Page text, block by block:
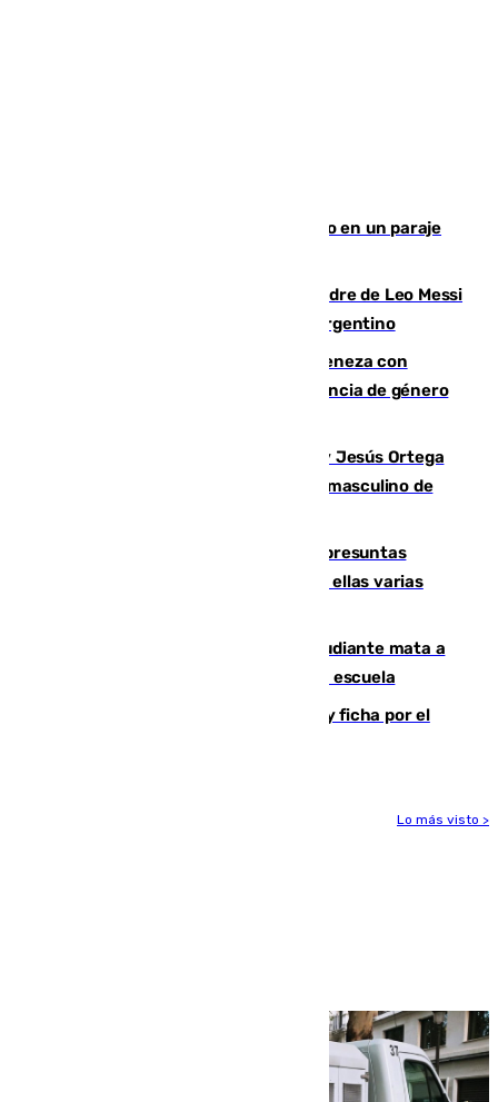
Los Bomberos combaten un incendio en un paraje
Muere a los 68 años Jorge Messi, padre de Leo Messi
y pieza fundamental en la carrera del argentino
Retiene a su mujer en su casa y ameneza con
quemar la vivienda: nuevo caso de violencia de género
Dos sevillanos de oro: Manuel Cruz y Jesús Ortega
ganan el campeonato del mundo sub19 masculino de
Un juzgado de Ceuta investiga seis presuntas
agresiones sexuales a migrantes, entre ellas varias
Desastre en Tailandia: un joven estudiante mata a
tiros a sus abuelo y a profesores en una escuela
Luca Zidane rompe con el Granada y ficha por el
Lo más visto >